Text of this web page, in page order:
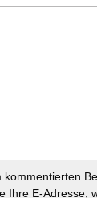
Ihre E-Adresse,